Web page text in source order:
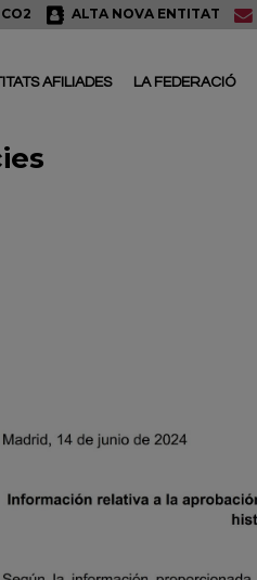
ALTA NOVA ENTITAT
AFILIADES LA FEDERACIÓ